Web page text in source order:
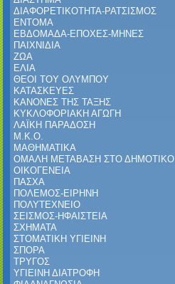
ΔΙΑΦΟΡΕΤΙΚΟΤΗΤΑ-ΡΑΤΣΙΣΜΟΣ
ΕΝΤΟΜΑ
ΕΒΔΟΜΑΔΑ-ΕΠΟΧΕΣ-ΜΗΝΕΣ
ΠΑΙΧΝΙΔΙΑ
ΖΩΑ
ΕΛΙΑ
ΘΕΟΙ ΤΟΥ ΟΛΥΜΠΟΥ
ΚΑΤΑΣΚΕΥΕΣ
ΚΑΝΟΝΕΣ ΤΗΣ ΤΑΞΗΣ
ΚΥΚΛΟΦΟΡΙΑΚΗ ΑΓΩΓΗ
ΛΑΪΚΗ ΠΑΡΑΔΟΣΗ
Μ.Κ.Ο.
ΜΑΘΗΜΑΤΙΚΑ
ΟΜΑΛΗ ΜΕΤΑΒΑΣΗ ΣΤΟ ΔΗΜΟΤΙΚΟ
ΟΙΚΟΓΕΝΕΙΑ
ΠΑΣΧΑ
ΠΟΛΕΜΟΣ-ΕΙΡΗΝΗ
ΠΟΛΥΤΕΧΝΕΙΟ
ΣΕΙΣΜΟΣ-ΗΦΑΙΣΤΕΙΑ
ΣΧΗΜΑΤΑ
ΣΤΟΜΑΤΙΚΗ ΥΓΙΕΙΝΗ
ΣΠΟΡΑ
ΤΡΥΓΟΣ
ΥΓΙΕΙΝΗ ΔΙΑΤΡΟΦΗ